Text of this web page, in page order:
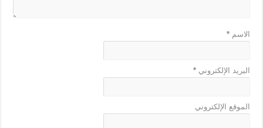
الاسم*
البريد الإلكتروني*
الموقع الإلكتروني